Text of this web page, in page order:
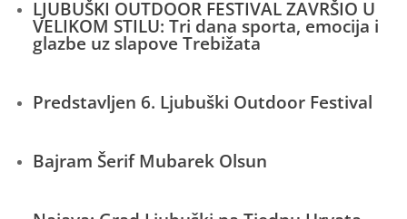
LJUBUŠKI OUTDOOR FESTIVAL ZAVRŠIO U
VELIKOM STILU: Tri dana sporta, emocija i
glazbe uz slapove Trebižata
Predstavljen 6. Ljubuški Outdoor Festival
Bajram Šerif Mubarek Olsun